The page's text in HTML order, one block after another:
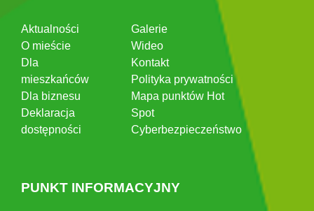
Aktualności
O mieście
Dla
mieszkańców
Dla biznesu
Deklaracja
dostępności
Galerie
Wideo
Kontakt
Polityka prywatności
Mapa punktów Hot
Spot
Cyberbezpieczeństwo
PUNKT INFORMACYJNY